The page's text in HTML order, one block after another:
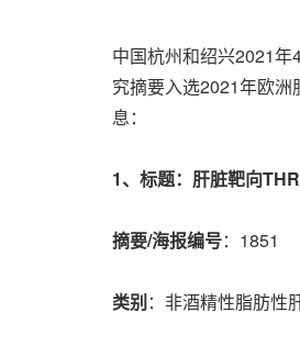
中国杭州和绍兴2021
究摘要入选2021年欧
息：
1、标题：肝脏靶向
摘要/海报编号：1851
类别：非酒精性脂肪性